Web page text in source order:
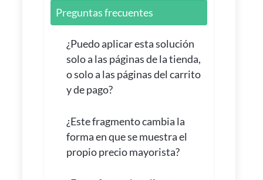
Preguntas frecuentes
¿Puedo aplicar esta solución
solo a las páginas de la tienda,
o solo a las páginas del carrito
y de pago?
¿Este fragmento cambia la
forma en que se muestra el
propio precio mayorista?